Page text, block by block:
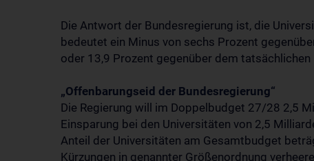
Die Antwort der Bundesregierung ist, die
bedeutet ein Minus von sechs Prozent
oder 13,9 Prozent gegenüber dem
„Offenbarungseid der Bundesregierung“
Die Regierung will im Doppelbudget 27/28 2,5
Einsparung bei den Universitäten von 2,5
Anteil der Universitäten am Gesamtbudget
Kürzungen in genannter Größenordnung